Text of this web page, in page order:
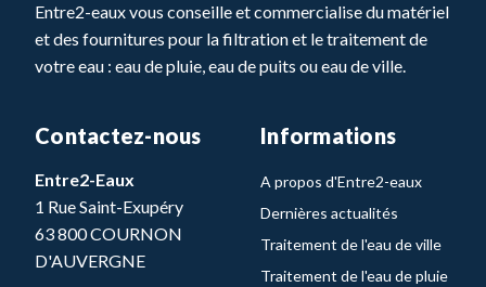
Entre2-eaux vous conseille et commercialise du matériel
et des fournitures pour la filtration et le traitement de
votre eau : eau de pluie, eau de puits ou eau de ville.
Contactez-nous
Entre2-Eaux
1 Rue Saint-Exupéry
63 800 COURNON
D'AUVERGNE
Informations
A propos d'Entre2-eaux
Dernières actualités
Traitement de l'eau de ville
Traitement de l'eau de pluie